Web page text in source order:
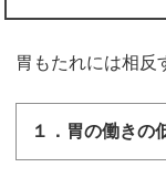
胃もたれには相反
１．胃の働きの